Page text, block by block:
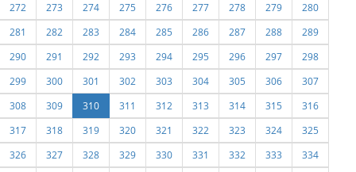
272
273 274 275 276 277 278 279
280
281
282 283 284 285 286 287 288
289
290
291 292 293 294 295 296 297
298
299
300 301 302 303 304 305 306
307
308
309 310 311 312 313 314 315
316
317
318 319 320 321 322 323 324
325
326
327 328 329 330 331 332 333
334